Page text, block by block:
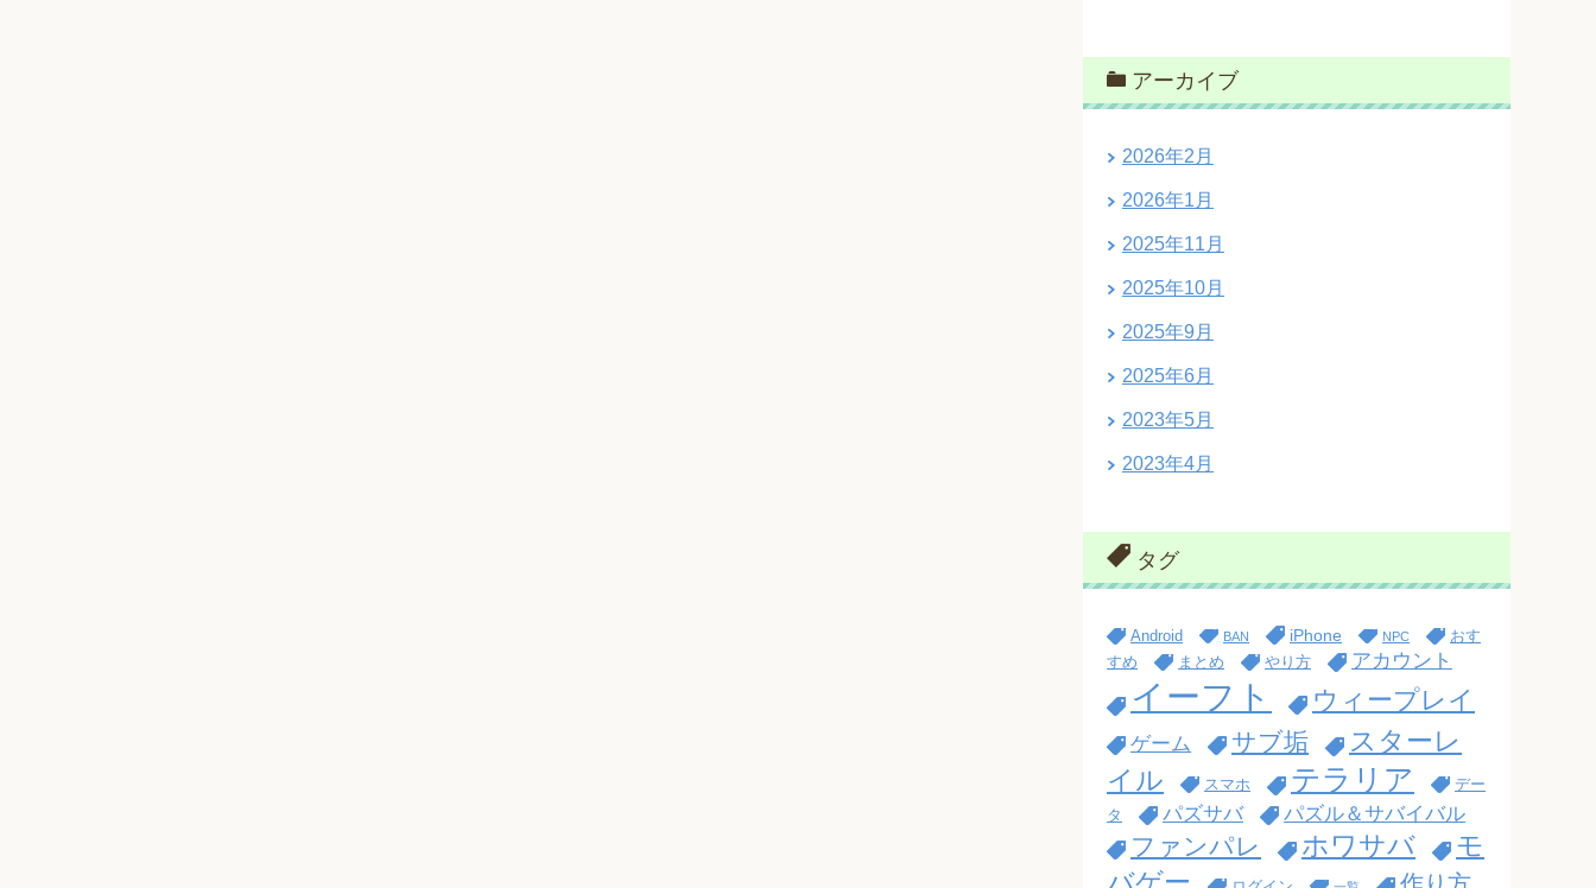
アーカイブ
2026年2月
2026年1月
2025年11月
2025年10月
2025年9月
2025年6月
2023年5月
2023年4月
タグ
Android BAN iPhone NPC
おす
すめ
まとめ やり方 アカウント
イーフト ウィープレイ
ゲーム サブ垢
スターレ
イル
スマホ テラリア
デー
タ
パズサバ パズル＆サバイバル
ファンパレ ホワサバ
モ